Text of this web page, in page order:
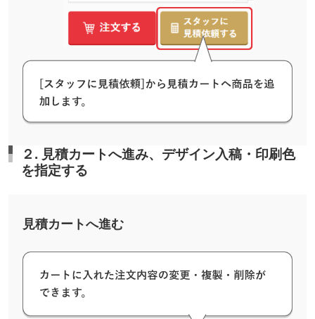
２. 見積カートへ進み、デザイン入稿・印刷色
を指定する
見積カートへ進む